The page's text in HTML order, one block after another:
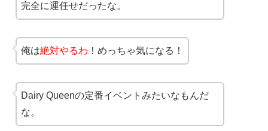
完全に運任せだったな。
俺は絶対やるわ ！めっちゃ気になる！
Dairy Queenの定番イベントみたいなもんだ
な。